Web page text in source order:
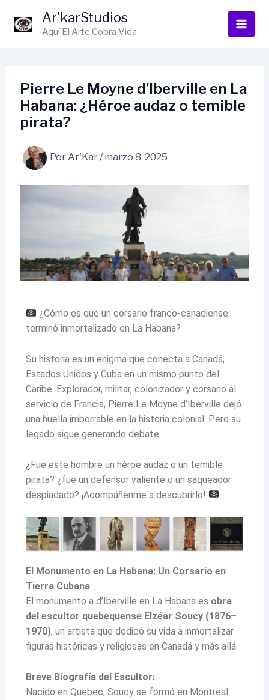
contenido
Ar'karStudios
Aquí El Arte Cobra Vida
Pierre Le Moyne d’Iberville en La
Habana: ¿Héroe audaz o temible
pirata?
PorAr'Kar/marzo 8, 2025
¿Cómo es que un corsario franco-canadiense
terminó inmortalizado en La Habana?
Su historia es un enigma que conecta a Canadá,
Estados Unidos y Cuba en un mismo punto del
Caribe. Explorador, militar, colonizador y corsario al
servicio de Francia, Pierre Le Moyne d’Iberville dejó
una huella imborrable en la historia colonial. Pero su
legado sigue generando debate:
¿Fue este hombre un héroe audaz o un temible
pirata? ¿fue un defensor valiente o un saqueador
despiadado? ¡Acompáñenme a descubrirlo!
El Monumento en La Habana: Un Corsario en
Tierra Cubana
El monumento a d’Iberville en La Habana es obra
del escultor quebequense Elzéar Soucy (1876–
1970), un artista que dedicó su vida a inmortalizar
figuras históricas y religiosas en Canadá y más allá.
Breve Biografía del Escultor:
Nacido en Quebec, Soucy se formó en Montreal